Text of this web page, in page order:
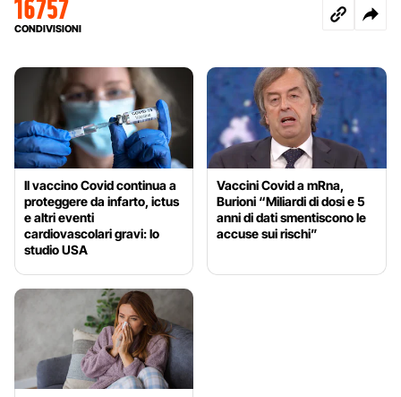
16757
CONDIVISIONI
Il vaccino Covid continua a
proteggere da infarto, ictus
e altri eventi
cardiovascolari gravi: lo
studio USA
Vaccini Covid a mRna,
Burioni “Miliardi di dosi e 5
anni di dati smentiscono le
accuse sui rischi”